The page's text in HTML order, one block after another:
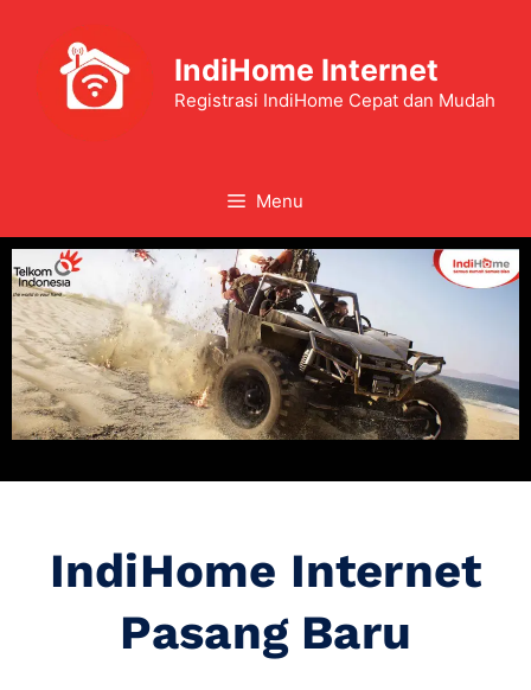
IndiHome Internet
Registrasi IndiHome Cepat dan Mudah
Menu
IndiHome Internet
Pasang Baru